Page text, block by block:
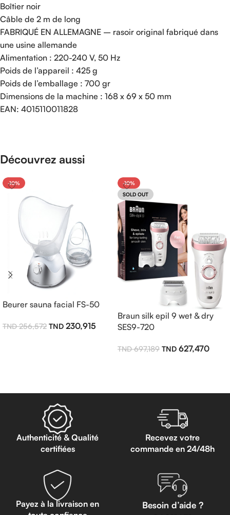
Boîtier noir
Câble de 2 m de long
FABRIQUÉ EN ALLEMAGNE – rasoir original fabriqué dans
une usine allemande
Alimentation : 220-240 V, 50 Hz
Poids de l’appareil : 425 g
Poids de l’emballage : 700 gr
Dimensions de la machine : 168 x 69 x 50 mm
EAN: 4015110011828
Découvrez aussi
-10%
Beurer sauna facial FS-50
256,572 230,915
-10%
SOLD OUT
Braun silk epil 9 wet & dry
SES9-720
697,189 627,470
Authenticité & Qualité
certifiées
Recevez votre
commande en 24/48h
Payez à la livraison en
Besoin d’aide ?